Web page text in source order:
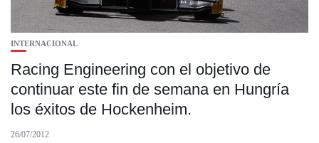
INTERNACIONAL
Racing Engineering con el objetivo de
continuar este fin de semana en Hungría
los éxitos de Hockenheim.
26/07/2012